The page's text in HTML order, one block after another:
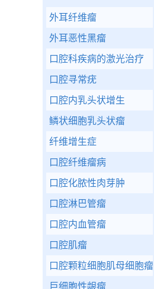
外耳纤维瘤
外耳恶性黑瘤
口腔科疾病的激光治疗
口腔寻常疣
口腔内乳头状增生
鳞状细胞乳头状瘤
纤维增生症
口腔纤维瘤病
口腔化脓性肉芽肿
口腔淋巴管瘤
口腔内血管瘤
口腔肌瘤
口腔颗粒细胞肌母细胞瘤
巨细胞性龈瘤